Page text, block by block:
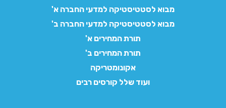
מבוא לסטטיסטיקה למדעי החברה א'
מבוא לסטטיסטיקה למדעי החברה ב'
תורת המחירים א'
תורת המחירים ב'
אקונומטריקה
ועוד שלל קורסים רבים